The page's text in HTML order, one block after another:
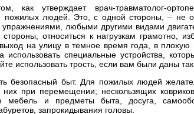
как утверждает врач-травматолог-
пожилых людей. Это, с одной стороны, – не
любыми другими видами
относиться к нагрузкам грамотно,
на улицу в темное время года, в
использовать специальные устройства,
использовать трость, если вам были даны
безопасный быт. Для пожилых людей
при перемещении; нескользящих
мебель и предметы быта, досуга,
запрокидывания головы.